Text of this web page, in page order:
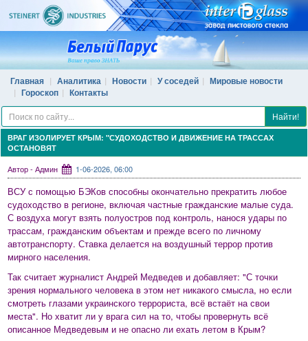
Главная Аналитика Новости У соседей
Мировые новости
Гороскоп
Контакты
Найти!
ВРАГ ИЗОЛИРУЕТ КРЫМ: "СУДОХОДСТВО И ДВИЖЕНИЕ НА ТРАССАХ
ОСТАНОВЯТ
Автор - Админ 1-06-2026, 06:00
ВСУ с помощью БЭКов способны окончательно прекратить любое
судоходство в регионе, включая частные гражданские малые суда.
С воздуха могут взять полуостров под контроль, нанося удары по
трассам, гражданским объектам и прежде всего по личному
автотранспорту. Ставка делается на воздушный террор против
мирного населения.
Так считает журналист Андрей Медведев и добавляет: "С точки
зрения нормального человека в этом нет никакого смысла, но если
смотреть глазами украинского террориста, всё встаёт на свои
места". Но хватит ли у врага сил на то, чтобы провернуть всё
описанное Медведевым и не опасно ли ехать летом в Крым?